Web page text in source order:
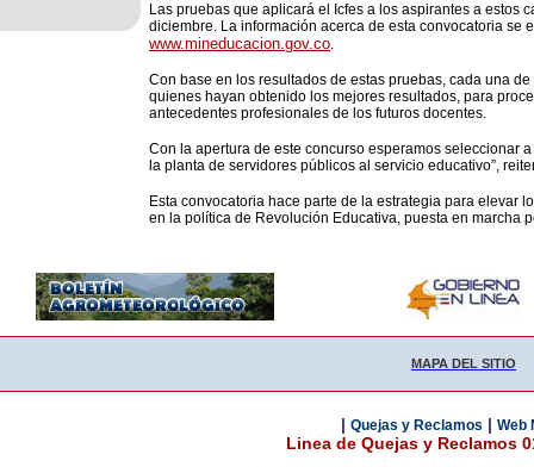
Las pruebas que aplicará el Icfes a los aspirantes a estos
diciembre. La información acerca de esta convocatoria se
www.mineducacion.gov.co.
Con base en los resultados de estas pruebas, cada una
quienes hayan obtenido los mejores resultados, para
antecedentes profesionales de los futuros docentes.
Con la apertura de este concurso esperamos seleccionar
la planta de servidores públicos al servicio educativo”,
Esta convocatoria hace parte de la estrategia para elevar
en la política de Revolución Educativa, puesta en marcha
MAPA DEL SITIO
| Quejas y Reclamos | Web
Linea de Quejas y Reclamos